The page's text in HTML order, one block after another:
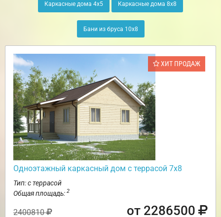
Каркасные дома 4х5 Каркасные дома 8х8
Бани из бруса 10х8
ХИТ ПРОДАЖ
Одноэтажный каркасный дом с террасой 7х8
Тип: с террасой
Общая площадь: 2
2400810 от 2286500